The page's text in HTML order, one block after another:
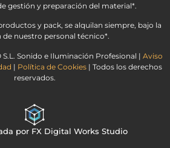
gestión y preparación del material*.
y pack, se alquilan siempre, bajo la
de nuestro personal técnico*.
Sonido e Iluminación Profesional | Aviso
| Política de Cookies| Todos los derechos
reservados.
por FX Digital Works Studio